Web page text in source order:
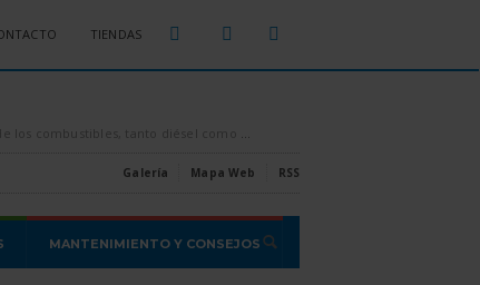
TIENDAS
los aires, es conveniente intentar ahorrar todo el combustible que se pueda, [...]
Galería Mapa Web RSS
MANTENIMIENTO Y CONSEJOS